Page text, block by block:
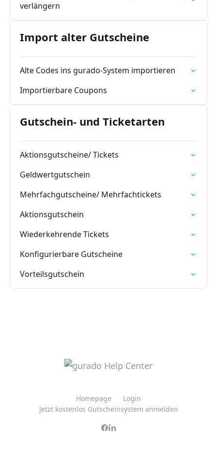
verlängern
Import alter Gutscheine
Alte Codes ins gurado-System importieren
Importierbare Coupons
Gutschein- und Ticketarten
Aktionsgutscheine/ Tickets
Geldwertgutschein
Mehrfachgutscheine/ Mehrfachtickets
Aktionsgutschein
Wiederkehrende Tickets
Konfigurierbare Gutscheine
Vorteilsgutschein
Homepage
Login
Jetzt kostenlos Gutscheinsystem anmelden